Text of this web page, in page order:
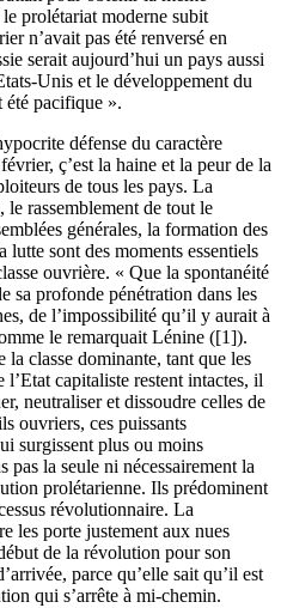
prolétariat moderne subit
n’avait pas été renversé en
serait aujourd’hui un pays aussi
Unis et le développement du
été pacifique ».
défense du caractère
ç’est la haine et la peur de la
de tous les pays. La
le rassemblement de tout le
générales, la formation des
sont des moments essentiels
ouvrière. « Que la spontanéité
sa profonde pénétration dans les
de l’impossibilité qu’il y aurait à
le remarquait Lénine ([1]).
la classe dominante, tant que les
l’Etat capitaliste restent intactes, il
neutraliser et dissoudre celles de
ouvriers, ces puissants
surgissent plus ou moins
pas la seule ni nécessairement la
prolétarienne. Ils prédominent
révolutionnaire. La
les porte justement aux nues
de la révolution pour son
parce qu’elle sait qu’il est
qui s’arrête à mi-chemin.